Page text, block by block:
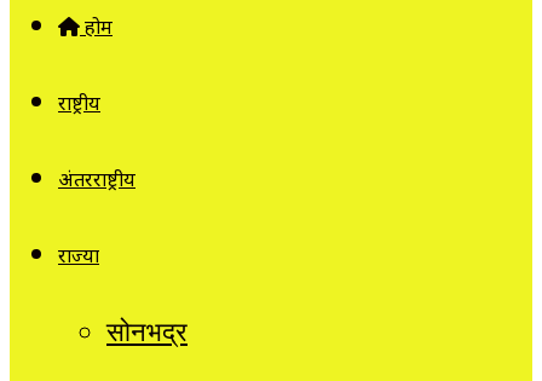
होम
राष्ट्रीय
अंतरराष्ट्रीय
राज्यों
सोनभद्र